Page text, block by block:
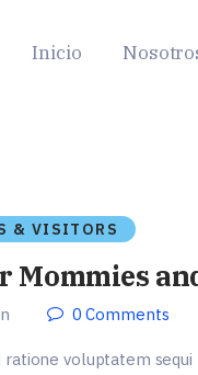
Inicio
& VISITORS
0 Comments
voluptatem